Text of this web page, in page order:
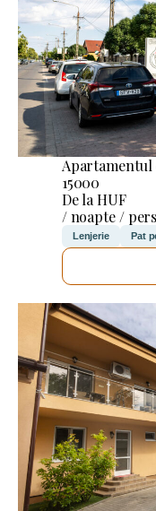
15000
De la HUF
/ noapte /
Lenjerie Pat